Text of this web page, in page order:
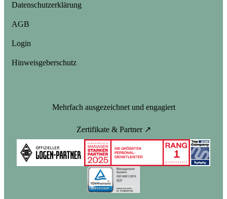
Datenschutzerklärung
AGB
Login
Hinweisgeberschutz
Mehrfach ausgezeichnet und engagiert
Zertifikate & Partner ↗